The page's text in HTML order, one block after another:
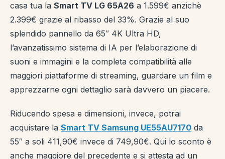
casa tua la Smart TV LG 65A26 a 1.599€ anzichè
2.399€ grazie al ribasso del 33%. Grazie al suo
splendido pannello da 65″ 4K Ultra HD,
l’avanzatissimo sistema di IA per l’elaborazione di
suoni e immagini e la completa compatibilità alle
maggiori piattaforme di streaming, guardare un film e
apprezzarne ogni dettaglio sarà davvero un piacere.
Riducendo spesa e dimensioni, invece, potrai
acquistare la Smart TV Samsung UE55AU7170 da
55″ a soli 411,90€ invece di 749,90€. Qui lo sconto è
anche maggiore del precedente e si attesta ad un